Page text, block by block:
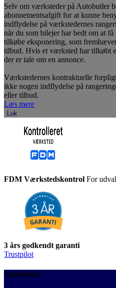
Selv om værksteder på Autobutler
abonnementsafgift for at kunne
indflydelse på værkstedernes
når du som bilejer har bedt om at
tilkøbe eksponering, som
tilbud. Hvis et værksted har tilkøbt
der er tale om en annonce.
Værkstedernes kontraktuelle
ikke nogen indflydelse på
eller tilbud.
Læs mere
Luk
FDM Værkstedskontrol For
3 års godkendt garanti
Trustpilot
Autobutler